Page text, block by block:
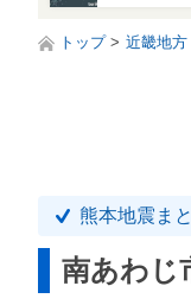
トップ 近畿地方
熊本地震ま
南あわじ